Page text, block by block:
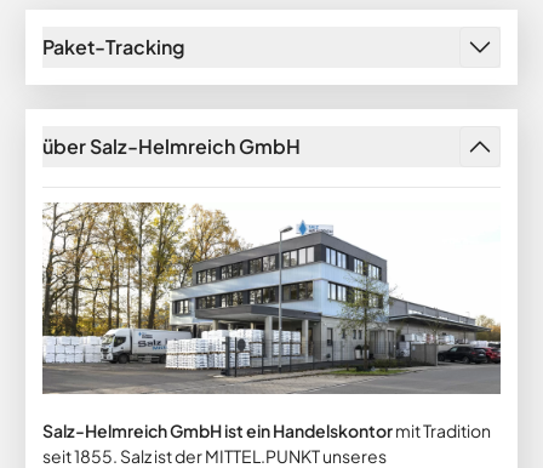
Paket-Tracking
über Salz-Helmreich GmbH
Salz-Helmreich GmbH ist ein Handelskontormit Tradition
seit 1855. Salz ist der MITTEL.PUNKT unseres